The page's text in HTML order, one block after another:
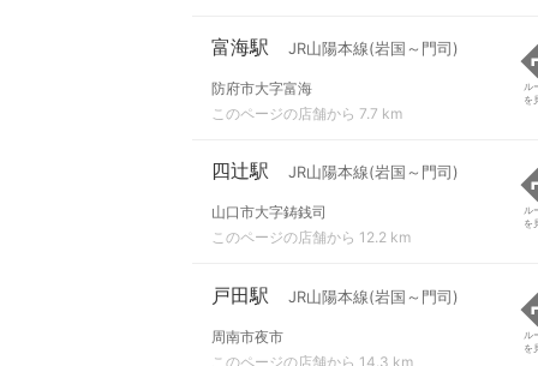
富海駅 JR山陽本線(岩国～門司)
防府市大字富海
このページの店舗から 7.7 km
ル
を
四辻駅 JR山陽本線(岩国～門司)
山口市大字鋳銭司
このページの店舗から 12.2 km
ル
を
戸田駅 JR山陽本線(岩国～門司)
周南市夜市
このページの店舗から 14.3 km
ル
を